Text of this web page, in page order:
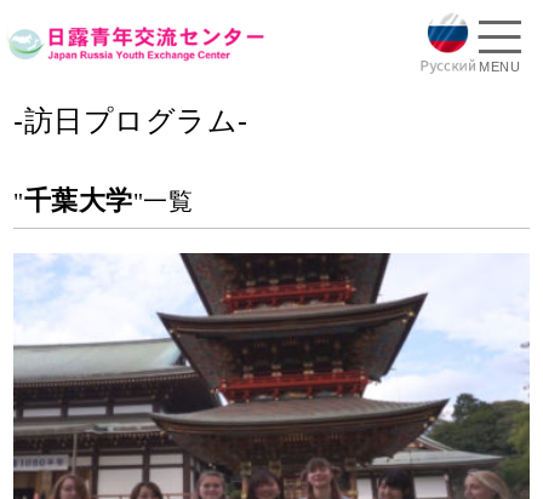
MENU
-訪日プログラム-
"千葉大学"一覧